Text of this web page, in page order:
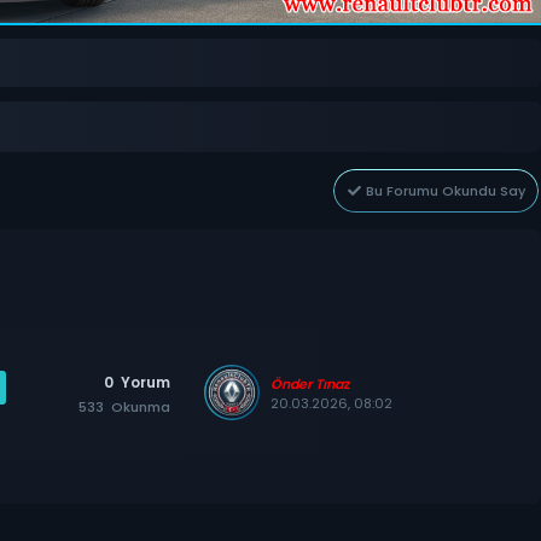
Bu Forumu Okundu Say
0 Yorum
533 Okunma
Önder Tınaz
20.03.2026, 08:02